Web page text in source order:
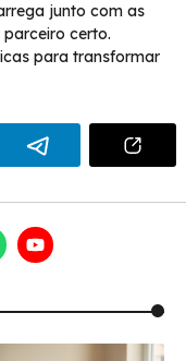
junto com as
certo.
para transformar